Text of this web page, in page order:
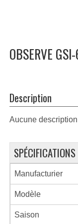
OBSERVE
Description
Aucune
SPÉCIFICATIONS
Manufacturier
Modèle
Saison